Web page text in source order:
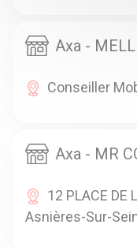
Axa -
Conseiller
Axa - MR
12 PLACE DE
Asnières-Sur-